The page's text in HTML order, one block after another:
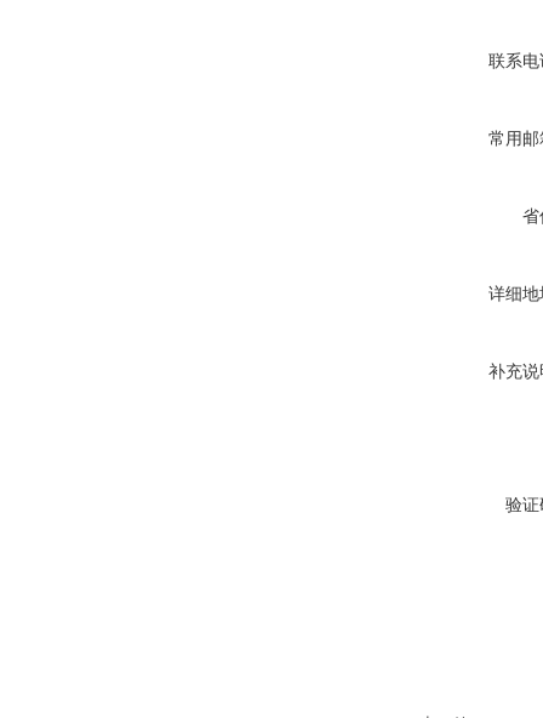
联系电
常用邮
省
详细地
补充说
验证